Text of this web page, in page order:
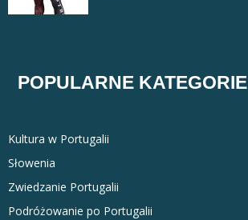
POPULARNE KATEGORIE
Kultura w Portugalii
Słowenia
Zwiedzanie Portugalii
Podróżowanie po Portugalii